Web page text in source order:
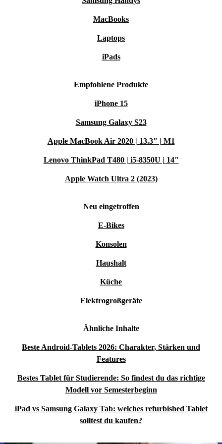
MacBooks
Laptops
iPads
Empfohlene Produkte
iPhone 15
Samsung Galaxy S23
Apple MacBook Air 2020 | 13.3" | M1
Lenovo ThinkPad T480 | i5-8350U | 14"
Apple Watch Ultra 2 (2023)
Neu eingetroffen
E-Bikes
Konsolen
Haushalt
Küche
Elektrogroßgeräte
Ähnliche Inhalte
Beste Android-Tablets 2026: Charakter, Stärken und
Features
Bestes Tablet für Studierende: So findest du das richtige
Modell vor Semesterbeginn
iPad vs Samsung Galaxy Tab: welches refurbished Tablet
solltest du kaufen?